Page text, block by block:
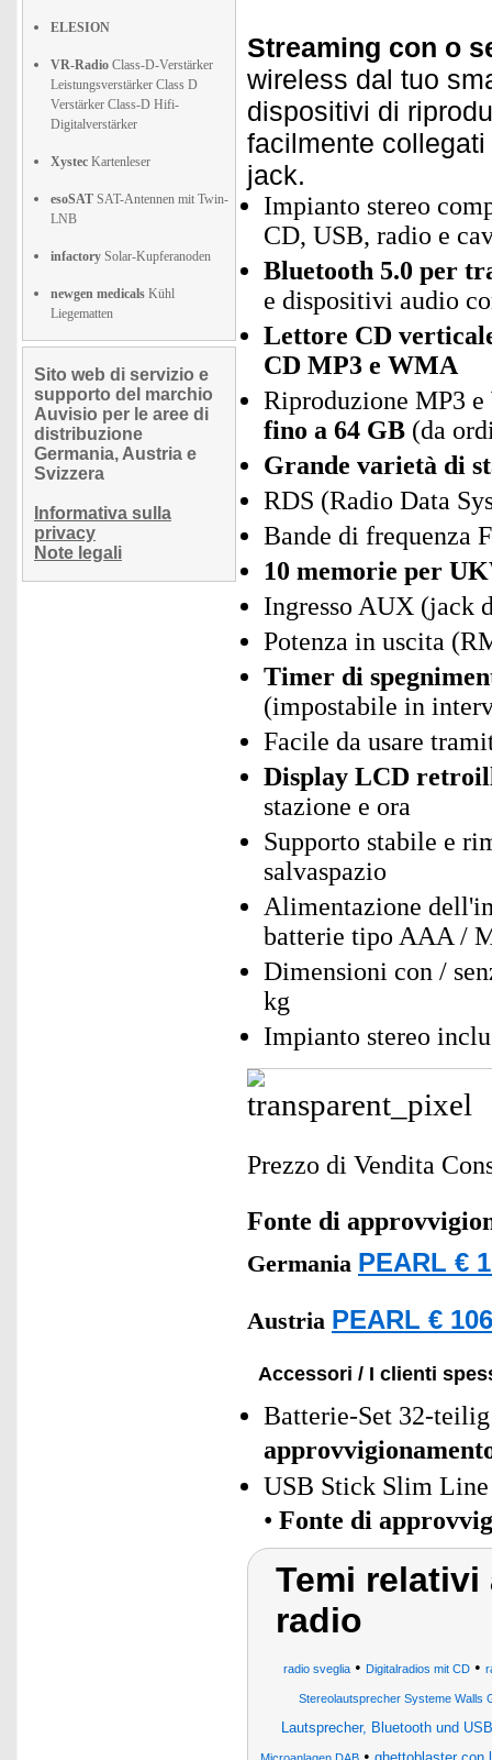
ELESION
VR-Radio Class-D-Verstärker
Leistungsverstärker Class D
Verstärker Class-D Hifi-
Digitalverstärker
Xystec Kartenleser
esoSAT SAT-Antennen mit Twin-
LNB
infactory Solar-Kupferanoden
newgen medicals Kühl
Liegematten
Sito web di servizio e
supporto del marchio
Auvisio per le aree di
distribuzione
Germania, Austria e
Svizzera
Informativa sulla
privacy
Note legali
Streaming con o
wireless dal tuo
dispositivi di
facilmente
jack.
Impianto stereo
CD, USB, radio e
Bluetooth 5.0 per
e dispositivi audio
Lettore CD
CD MP3 e WMA
Riproduzione MP3
fino a 64 GB (da
Grande varietà di
RDS (Radio Data
Bande di frequenza
10 memorie per
Ingresso AUX (jack
Potenza in uscita
Timer di
(impostabile in
Facile da usare
Display LCD
stazione e ora
Supporto stabile e
salvaspazio
Alimentazione
batterie tipo AAA /
Dimensioni con /
kg
Impianto stereo
Prezzo di Vendita
Fonte di
Germania PEARL €
Austria PEARL €
Accessori / I clienti
Batterie-Set 32-
USB Stick Slim Line
• Fonte di
Temi relativi
radio
radio sveglia • Digitalradios mit CD •
Stereolautsprecher Systeme Walls
Lautsprecher, Bluetooth und
•